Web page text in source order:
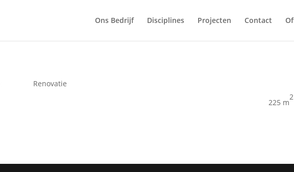
Ons Bedrijf Disciplines Projecten Contact
Renovatie
225 m
2